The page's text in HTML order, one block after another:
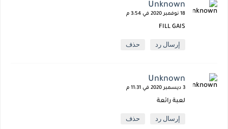
Unknown
18 نوفمبر 2020 في 3:54 م
FILL GAIS
إرسال رد حذف
Unknown
3 ديسمبر 2020 في 11:31 م
لعبة رائعة
إرسال رد حذف